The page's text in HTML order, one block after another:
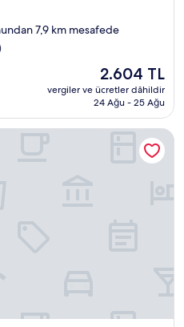
7,9 km mesafede
Güncel
fiyat:
2.604 TL
2.604 TL
vergiler ve ücretler dâhildir
24 Ağu - 25 Ağu